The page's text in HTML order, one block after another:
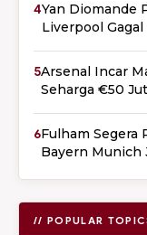
4Yan Diomande
Liverpool Gagal
5Arsenal Incar
Seharga €50
6Fulham Segera
Bayern Munich
// POPULAR